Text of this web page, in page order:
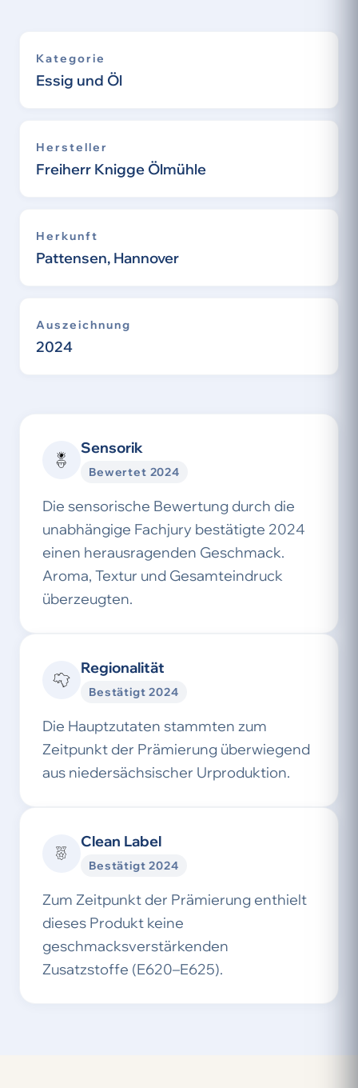
Kategorie
Essig und Öl
Hersteller
Freiherr Knigge Ölmühle
Herkunft
Pattensen, Hannover
Auszeichnung
2024
Sensorik
Bewertet 2024
Die sensorische Bewertung durch die
unabhängige Fachjury bestätigte 2024
einen herausragenden Geschmack.
Aroma, Textur und Gesamteindruck
überzeugten.
Regionalität
Bestätigt 2024
Die Hauptzutaten stammten zum
Zeitpunkt der Prämierung überwiegend
aus niedersächsischer Urproduktion.
Clean Label
Bestätigt 2024
Zum Zeitpunkt der Prämierung enthielt
dieses Produkt keine
geschmacksverstärkenden
Zusatzstoffe (E620–E625).